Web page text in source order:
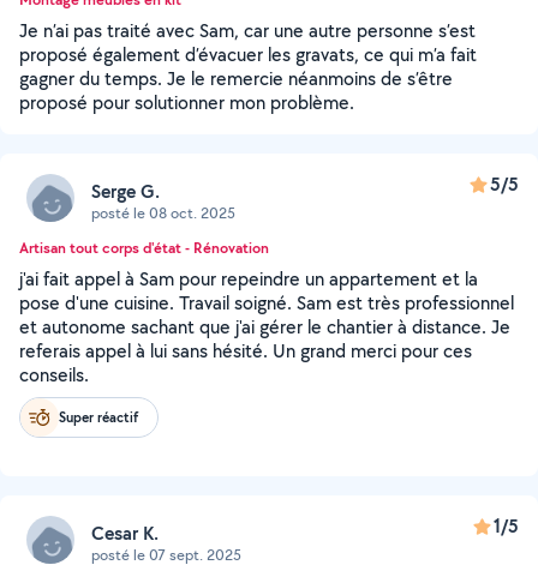
Je n’ai pas traité avec Sam, car une autre personne s’est
proposé également d’évacuer les gravats, ce qui m’a fait
gagner du temps. Je le remercie néanmoins de s’être
proposé pour solutionner mon problème.
Serge G.
posté le 08 oct. 2025
5/5
Artisan tout corps d'état - Rénovation
j'ai fait appel à Sam pour repeindre un appartement et la
pose d'une cuisine. Travail soigné. Sam est très professionnel
et autonome sachant que j'ai gérer le chantier à distance. Je
referais appel à lui sans hésité. Un grand merci pour ces
conseils.
Super réactif
Cesar K.
posté le 07 sept. 2025
1/5